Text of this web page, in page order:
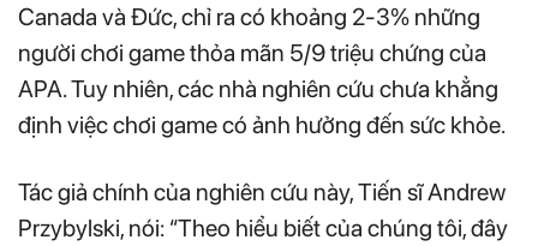
Canada và Đức, chỉ ra có khoảng 2-3% những
người chơi game thỏa mãn 5/9 triệu chứng của
APA. Tuy nhiên, các nhà nghiên cứu chưa khẳng
định việc chơi game có ảnh hưởng đến sức khỏe.
Tác giả chính của nghiên cứu này, Tiến sĩ Andrew
Przybylski, nói: “Theo hiểu biết của chúng tôi, đây